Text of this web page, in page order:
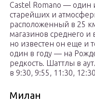
Castel Romano — один
старейших и
расположенный в 25
магазинов среднего и
но известен он еще и
один в году — на
редкость. Шаттлы в
в 9:30, 9:55, 11:30,
Милан